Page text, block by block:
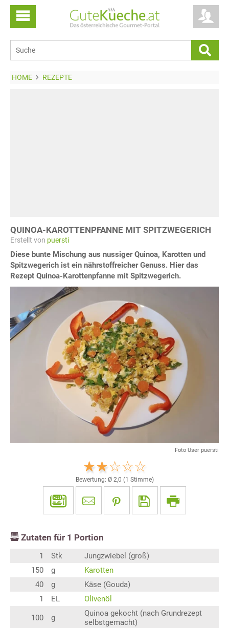
HOME REZEPTE
QUINOA-KAROTTENPFANNE MIT SPITZWEGERICH
Erstellt von puersti
Diese bunte Mischung aus nussiger Quinoa, Karotten und
Spitzwegerich ist ein nährstoffreicher Genuss. Hier das
Rezept Quinoa-Karottenpfanne mit Spitzwegerich.
Foto User puersti
Bewertung: Ø 2,0 (1 Stimme)
Zutaten für 1 Portion
1 Stk
Jungzwiebel (groß)
150
g
Karotten
40
g
Käse (Gouda)
1
EL Olivenöl
100 g
Quinoa gekocht (nach Grundrezept
selbstgemacht)